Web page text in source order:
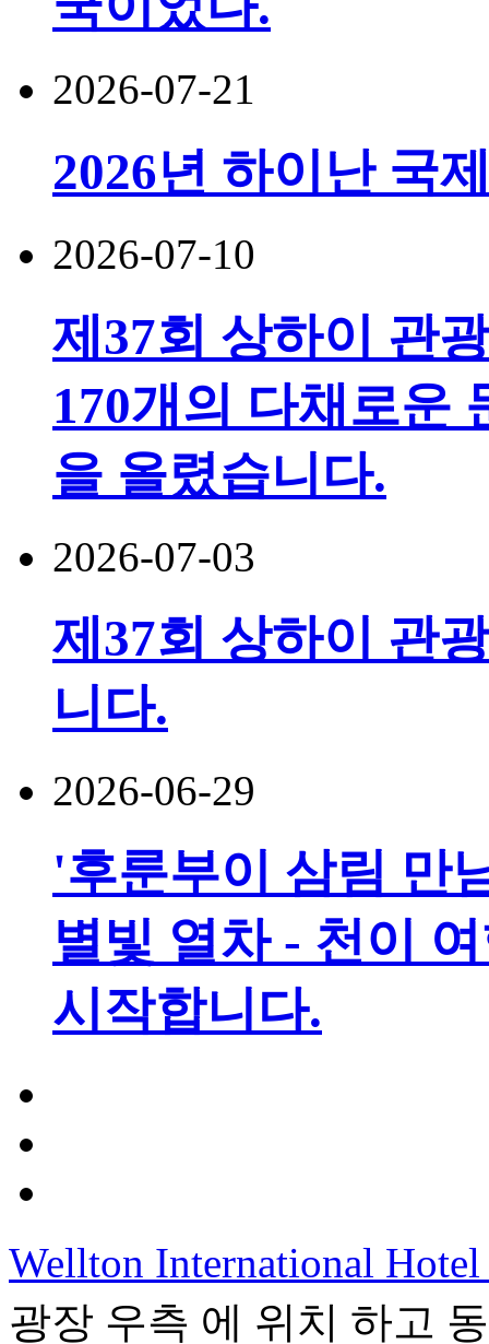
2026-07-21
2026년 하이난 국
2026-07-10
제37회 상하이 관
170개의 다채로운
을 올렸습니다.
2026-07-03
제37회 상하이 관
니다.
2026-06-29
'후룬부이 삼림 만
별빛 열차 - 천이
시작합니다.
Wellton International
광장 우측 에 위치 하고